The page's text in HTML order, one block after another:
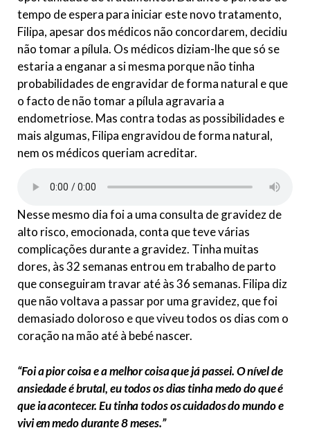
tempo de espera para iniciar este novo tratamento,
Filipa, apesar dos médicos não concordarem, decidiu
não tomar a pílula. Os médicos diziam-lhe que só se
estaria a enganar a si mesma porque não tinha
probabilidades de engravidar de forma natural e que
o facto de não tomar a pílula agravaria a
endometriose. Mas contra todas as possibilidades e
mais algumas, Filipa engravidou de forma natural,
nem os médicos queriam acreditar.
Nesse mesmo dia foi a uma consulta de gravidez de
alto risco, emocionada, conta que teve várias
complicações durante a gravidez. Tinha muitas
dores, às 32 semanas entrou em trabalho de parto
que conseguiram travar até às 36 semanas. Filipa diz
que não voltava a passar por uma gravidez, que foi
demasiado doloroso e que viveu todos os dias com o
coração na mão até à bebé nascer.
“Foi a pior coisa e a melhor coisa que já passei. O nível de
ansiedade é brutal, eu todos os dias tinha medo do que é
que ia acontecer. Eu tinha todos os cuidados do mundo e
vivi em medo durante 8 meses.”